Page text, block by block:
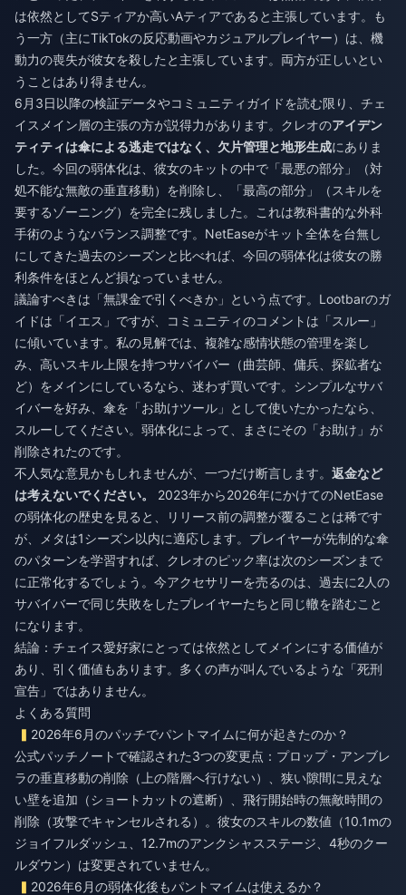
は依然としてSティアか高いAティアであると主張しています。も
う一方（主にTikTokの反応動画やカジュアルプレイヤー）は、機
動力の喪失が彼女を殺したと主張しています。両方が正しいとい
うことはあり得ません。
6月3日以降の検証データやコミュニティガイドを読む限り、チェ
イスメイン層の主張の方が説得力があります。クレオのアイデン
ティティは傘による逃走ではなく、欠片管理と地形生成にありま
した。今回の弱体化は、彼女のキットの中で「最悪の部分」（対
処不能な無敵の垂直移動）を削除し、「最高の部分」（スキルを
要するゾーニング）を完全に残しました。これは教科書的な外科
手術のようなバランス調整です。NetEaseがキット全体を台無し
にしてきた過去のシーズンと比べれば、今回の弱体化は彼女の勝
利条件をほとんど損なっていません。
議論すべきは「無課金で引くべきか」という点です。Lootbarのガ
イドは「イエス」ですが、コミュニティのコメントは「スルー」
に傾いています。私の見解では、複雑な感情状態の管理を楽し
み、高いスキル上限を持つサバイバー（曲芸師、傭兵、探鉱者な
ど）をメインにしているなら、迷わず買いです。シンプルなサバ
イバーを好み、傘を「お助けツール」として使いたかったなら、
スルーしてください。弱体化によって、まさにその「お助け」が
削除されたのです。
不人気な意見かもしれませんが、一つだけ断言します。 返金など
は考えないでください。
2023年から2026年にかけてのNetEase
の弱体化の歴史を見ると、リリース前の調整が覆ることは稀です
が、メタは1シーズン以内に適応します。プレイヤーが先制的な傘
のパターンを学習すれば、クレオのピック率は次のシーズンまで
に正常化するでしょう。今アクセサリーを売るのは、過去に2人の
サバイバーで同じ失敗をしたプレイヤーたちと同じ轍を踏むこと
になります。
結論：チェイス愛好家にとっては依然としてメインにする価値が
あり、引く価値もあります。多くの声が叫んでいるような「死刑
宣告」ではありません。
よくある質問
2026年6月のパッチでパントマイムに何が起きたのか？
公式パッチノートで確認された3つの変更点：プロップ・アンブレ
ラの垂直移動の削除（上の階層へ行けない）、狭い隙間に見えな
い壁を追加（ショートカットの遮断）、飛行開始時の無敵時間の
削除（攻撃でキャンセルされる）。彼女のスキルの数値（10.1mの
ジョイフルダッシュ、12.7mのアンクシャスステージ、4秒のクー
ルダウン）は変更されていません。
2026年6月の弱体化後もパントマイムは使えるか？